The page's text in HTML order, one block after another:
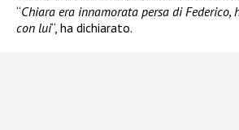
“Chiara era innamorata persa di Federico,
con lui“, ha dichiarato.